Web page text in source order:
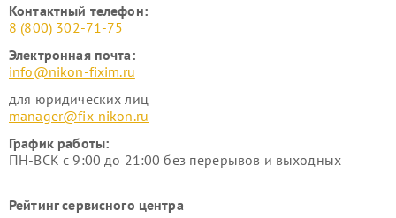
Контактный телефон:
8 (800) 302-71-75
Электронная почта:
info@nikon-fixim.ru
для юридических лиц
manager@fix-nikon.ru
График работы:
ПН-ВСК с 9:00 до 21:00 без перерывов и выходных
Рейтинг сервисного центра